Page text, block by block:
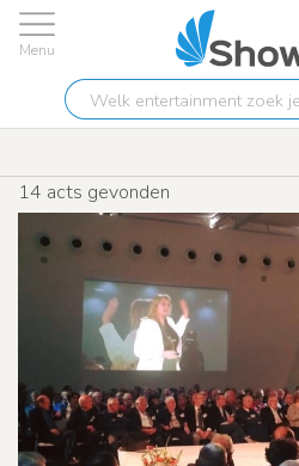
Welk
entertainment
je?
Energietransitie
14 acts gevonden